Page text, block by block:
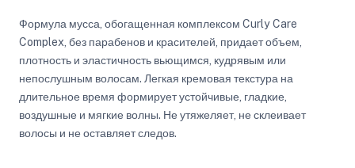
Формула мусса, обогащенная комплексом Curly Care
Complex, без парабенов и красителей, придает объем,
плотность и эластичность вьющимся, кудрявым или
непослушным волосам. Легкая кремовая текстура на
длительное время формирует устойчивые, гладкие,
воздушные и мягкие волны. Не утяжеляет, не склеивает
волосы и не оставляет следов.